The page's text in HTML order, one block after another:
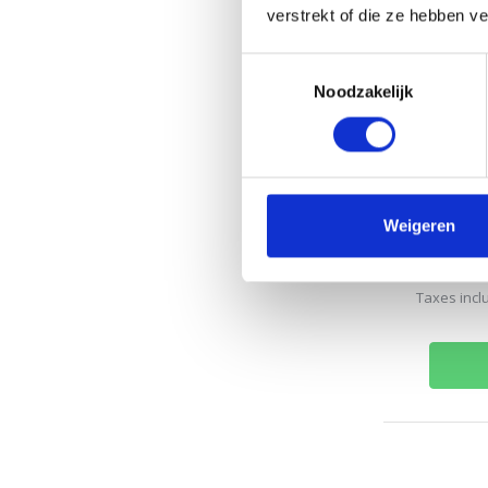
verstrekt of die ze hebben
Noodzakelijk
Weigeren
un
cheveux
de
Taxes